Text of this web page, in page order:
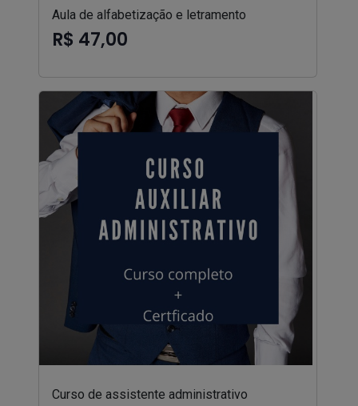
Aula de alfabetização e letramento
R$ 47,00
Curso de assistente administrativo